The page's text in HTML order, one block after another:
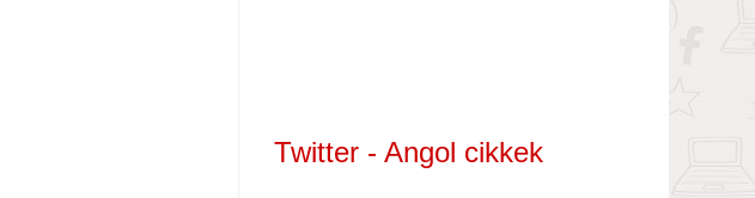
Twitter - Angol cikkek